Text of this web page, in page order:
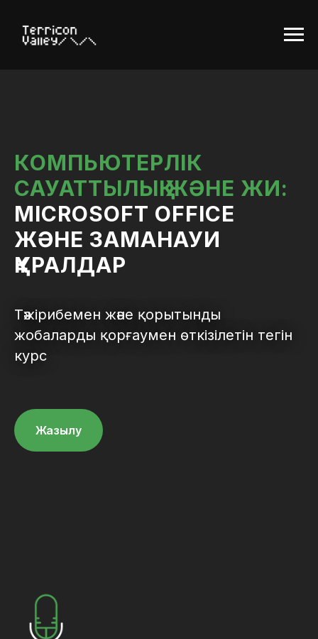
КОМПЬЮТЕРЛІК
САУАТТЫЛЫҚ ЖӘНЕ ЖИ:
MICROSOFT OFFICE
ЖӘНЕ ЗАМАНАУИ
ҚҰРАЛДАР
Тәжірибемен және қорытынды
жобаларды қорғаумен өткізілетін тегін
курс
Жазылу